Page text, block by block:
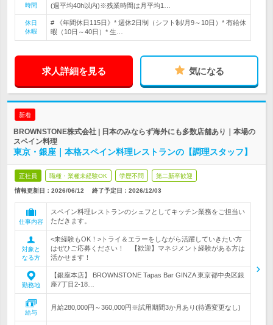
時間
(週平均40h以内)※残業時間は月平均1…
休日
休暇
# 《年間休日115日》* 週休2日制（シフト制/月9～10日）* 有給休
暇（10日～40日）* 生…
求人詳細を見る 気になる
新着
BROWNSTONE株式会社 | 日本のみならず海外にも多数店舗あり｜本場の
スペイン料理
東京・銀座｜本格スペイン料理レストランの【調理スタッフ】
正社員 職種・業種未経験OK 学歴不問 第二新卒歓迎
情報更新日：2026/06/12 終了予定日： 2026/12/03
仕事内容
スペイン料理レストランのシェフとしてキッチン業務をご担当い
ただきます。
対象と
なる方
<未経験もOK！>トライ＆エラーをしながら活躍していきたい方
はぜひご応募ください！ 【歓迎】マネジメント経験がある方は
活かせます！
勤務地
【銀座本店】 BROWNSTONE Tapas Bar GINZA 東京都中央区銀
座7丁目2-18…
給与
月給280,000円～360,000円※試用期間3か月あり(待遇変更なし)